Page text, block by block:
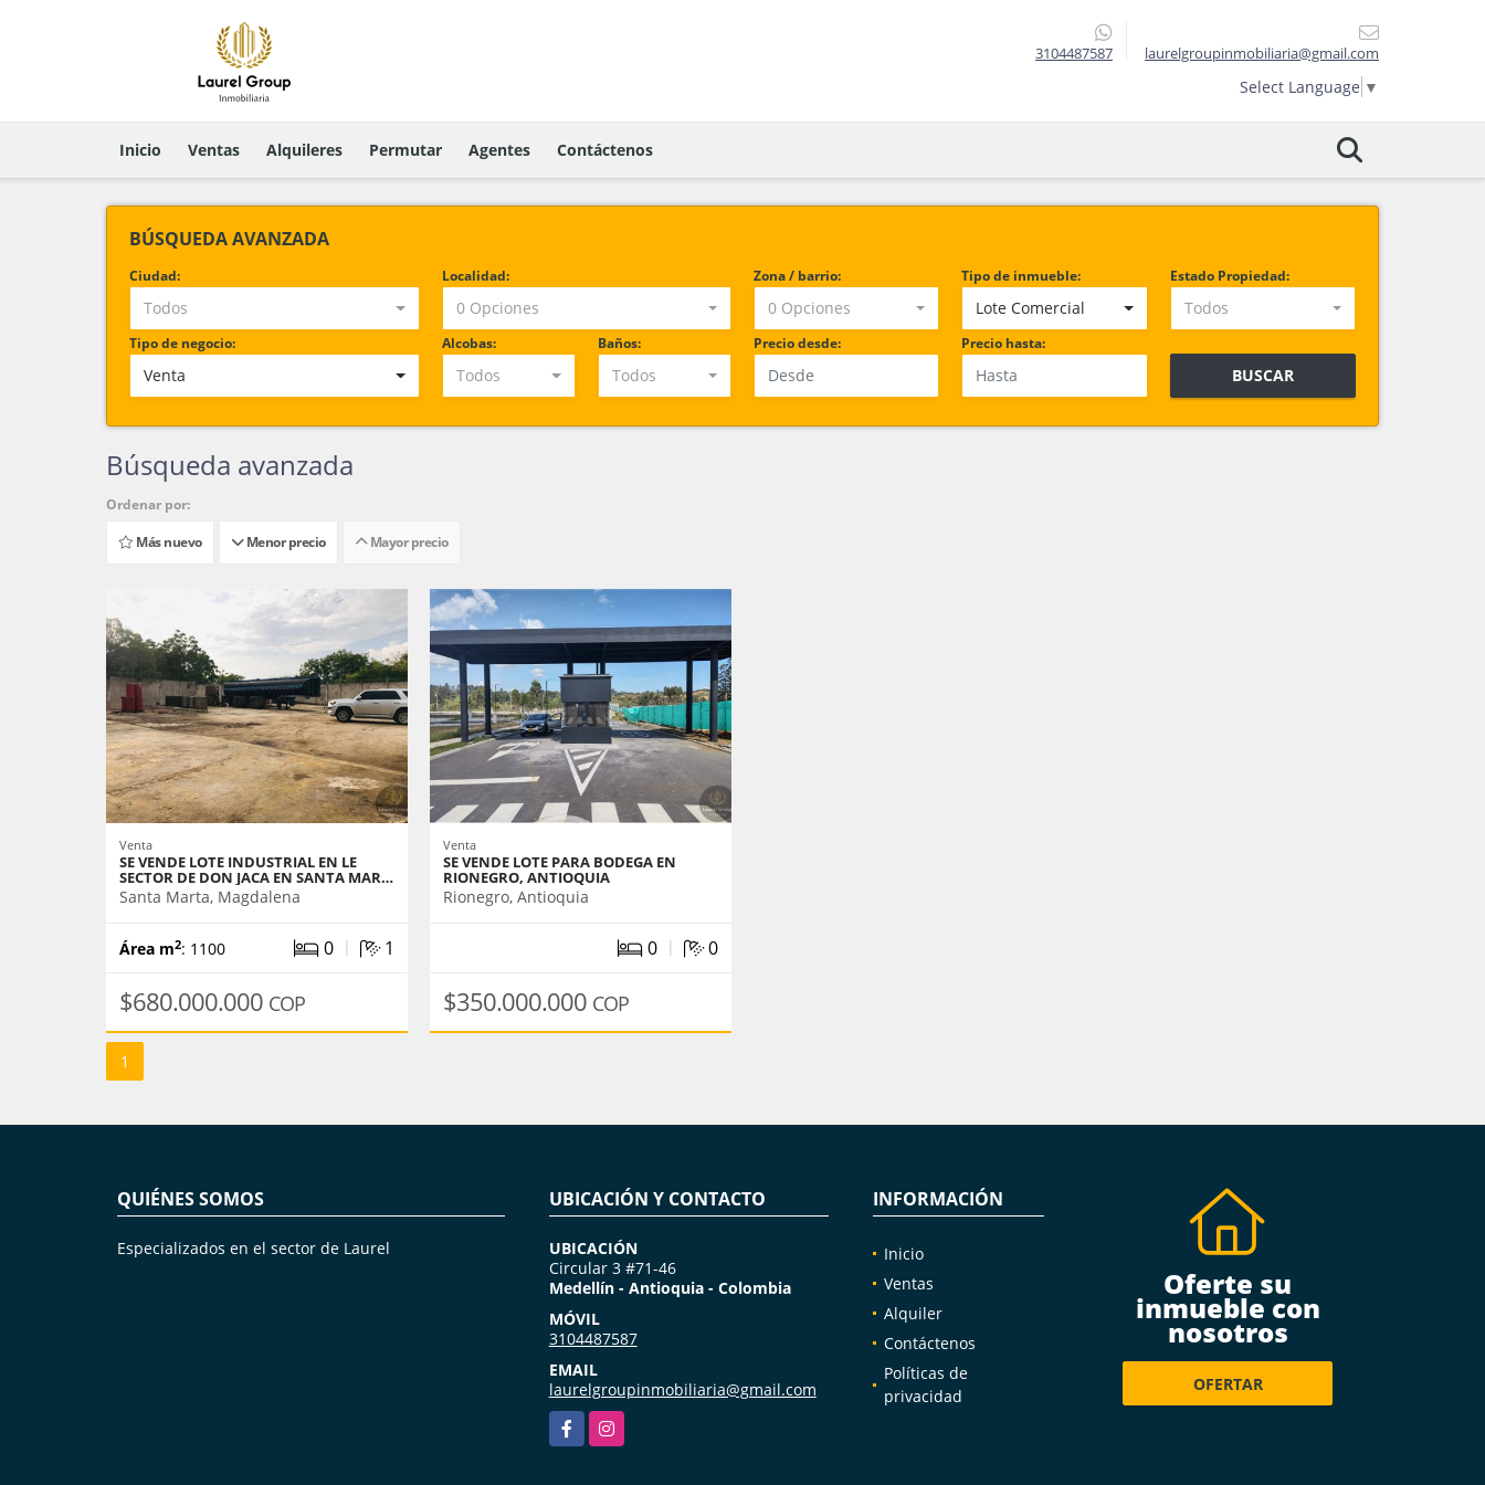
3104487587 laurelgroupinmobiliaria@gmail.com
Select Language ▼
Inicio Ventas Alquileres Permutar Agentes Contáctenos
BÚSQUEDA AVANZADA
Ciudad:
Todos
Localidad:
0 Opciones
Zona / barrio:
0 Opciones
Tipo de inmueble:
Lote Comercial
Estado Propiedad:
Todos
Tipo de negocio:
Venta
Alcobas:
Todos
Baños:
Todos
Precio desde: Precio hasta:
BUSCAR
Búsqueda avanzada
Ordenar por:
Más nuevo
Menor precio Mayor precio
Venta
SE VENDE LOTE INDUSTRIAL EN LE
SECTOR DE DON JACA EN SANTA MAR…
Santa Marta, Magdalena
Área m2: 1100 0 | 1
$680.000.000 COP
Venta
SE VENDE LOTE PARA BODEGA EN
RIONEGRO, ANTIOQUIA
Rionegro, Antioquia
0 | 0
$350.000.000 COP
1
QUIÉNES SOMOS
Especializados en el sector de Laurel
UBICACIÓN Y CONTACTO
UBICACIÓN
Circular 3 #71-46
Medellín - Antioquia - Colombia
MÓVIL
3104487587
EMAIL
laurelgroupinmobiliaria@gmail.com
FacebookInstagram
INFORMACIÓN
Inicio
Ventas
Alquiler
Contáctenos
Políticas de
privacidad
Oferte su
inmueble con
nosotros
OFERTAR